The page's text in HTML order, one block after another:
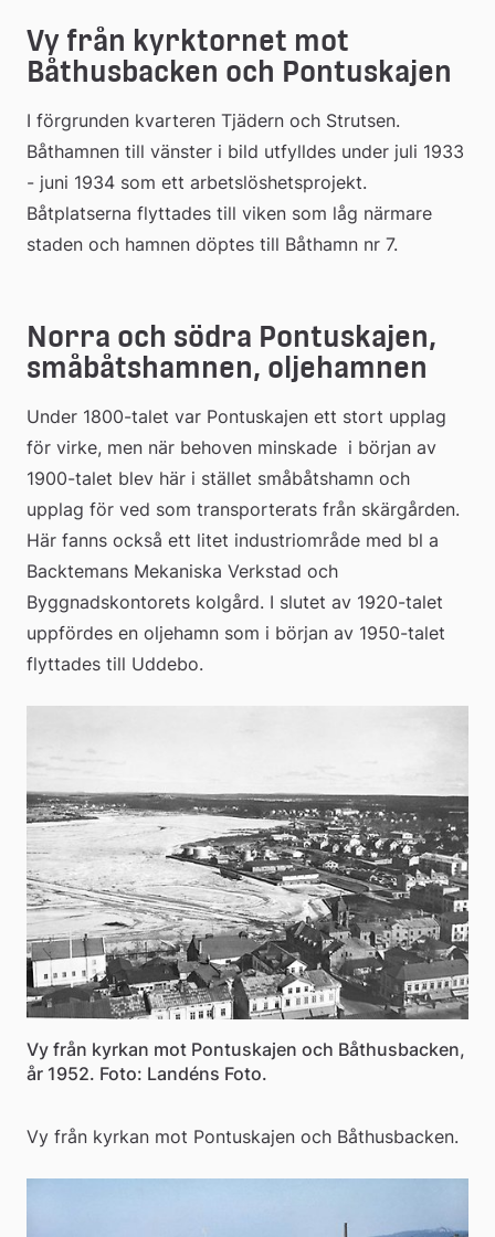
Vy från kyrktornet mot
Båthusbacken och Pontuskajen
I förgrunden kvarteren Tjädern och Strutsen.
Båthamnen till vänster i bild utfylldes under juli 1933
- juni 1934 som ett arbetslöshetsprojekt.
Båtplatserna flyttades till viken som låg närmare
staden och hamnen döptes till Båthamn nr 7.
Norra och södra Pontuskajen,
småbåtshamnen, oljehamnen
Under 1800-talet var Pontuskajen ett stort upplag
för virke, men när behoven minskade  i början av
1900-talet blev här i stället småbåtshamn och
upplag för ved som transporterats från skärgården.
Här fanns också ett litet industriområde med bl a
Backtemans Mekaniska Verkstad och
Byggnadskontorets kolgård. I slutet av 1920-talet
uppfördes en oljehamn som i början av 1950-talet
flyttades till Uddebo.
Vy från kyrkan mot Pontuskajen och Båthusbacken,
år 1952. Foto: Landéns Foto.
Vy från kyrkan mot Pontuskajen och Båthusbacken.